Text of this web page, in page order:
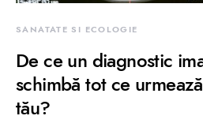
SANATATE SI ECOLOGIE
De ce un diagnostic
schimbă tot ce
tău?